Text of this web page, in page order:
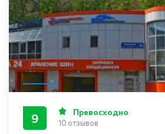
9 Превосходно
10 отзывов